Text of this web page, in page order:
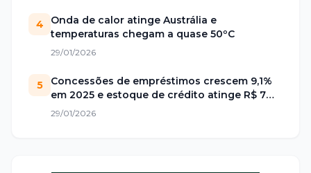
4
Onda de calor atinge Austrália e
temperaturas chegam a quase 50ºC
29/01/2026
5
Concessões de empréstimos crescem 9,1%
em 2025 e estoque de crédito atinge R$ 7
trilhões no Brasil
29/01/2026